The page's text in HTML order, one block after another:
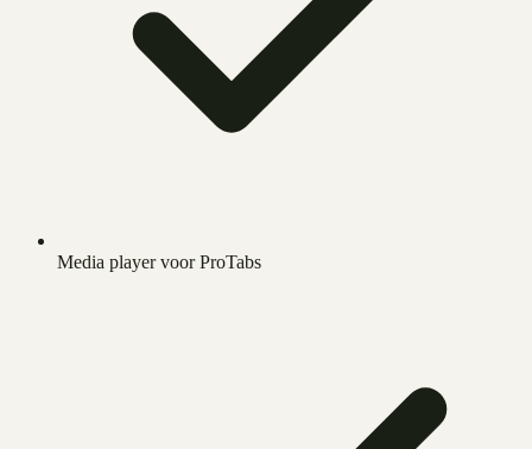
Media player voor ProTabs